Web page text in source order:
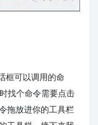
框可以调用的命
找个命令需要点击
拖放进你的工具栏